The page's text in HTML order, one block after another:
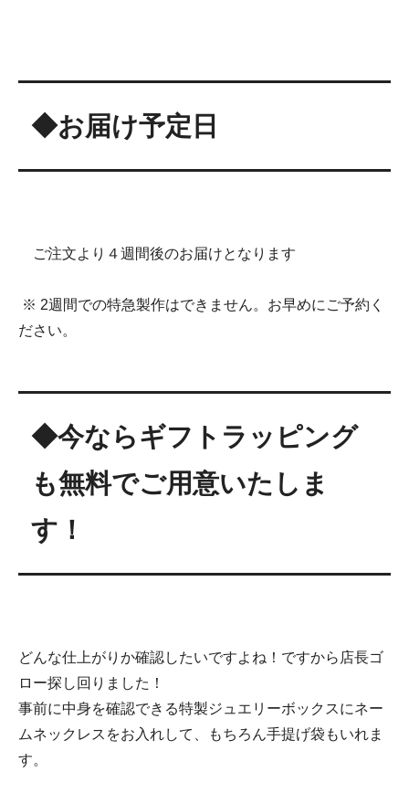
◆お届け予定日
ご注文より４週間後のお届けとなります
※ 2週間での特急製作はできません。お早めにご予約く
ださい。
◆今ならギフトラッピング
も無料でご用意いたしま
す！
どんな仕上がりか確認したいですよね！ですから店長ゴ
ロー探し回りました！
事前に中身を確認できる特製ジュエリーボックスにネー
ムネックレスをお入れして、もちろん手提げ袋もいれま
す。